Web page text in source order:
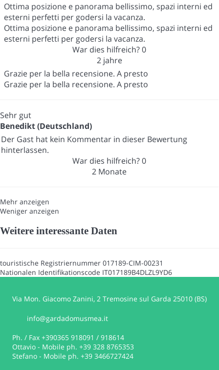
Ottima posizione e panorama bellissimo, spazi interni ed
esterni perfetti per godersi la vacanza.
Ottima posizione e panorama bellissimo, spazi interni ed
esterni perfetti per godersi la vacanza.
War dies hilfreich?0
2 jahre
Grazie per la bella recensione. A presto
Grazie per la bella recensione. A presto
Sehr gut
Benedikt (Deutschland)
Der Gast hat kein Kommentar in dieser Bewertung
hinterlassen.
War dies hilfreich?0
2 Monate
Mehr anzeigen
Weniger anzeigen
Weitere interessante Daten
touristische Registriernummer 017189-CIM-00231
Nationalen Identifikationscode IT017189B4DLZL9YD6
Via Mon. Giacomo Zanini, 2 Tremosine sul Garda 25010 (BS)
info@gardadomusmea.it
Ph. / Fax +390365 918091 / 918614
Ottavio - Mobile ph. +39 328 8765353
Stefano - Mobile ph. +39 3466727424